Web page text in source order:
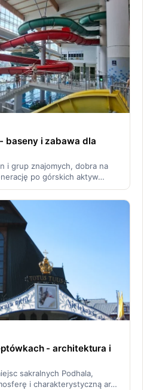
baseny i zabawa dla
i grup znajomych, dobra na
po górskich aktyw…
- architektura i
sakralnych Podhala,
i charakterystyczną ar…